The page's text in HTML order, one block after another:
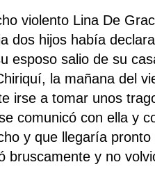
violento Lina De
dos hijos había
esposo salio de su
la mañana del
irse a tomar unos
comunicó con ella y
y que llegaría
bruscamente y no